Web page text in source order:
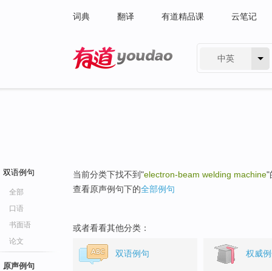
词典 翻译 有道精品课 云笔记
中英
双语例句
全部
口语
书面语
论文
原声例句
当前分类下找不到"electron-beam welding machine"
查看原声例句下的全部例句
或者看看其他分类：
双语例句 权威